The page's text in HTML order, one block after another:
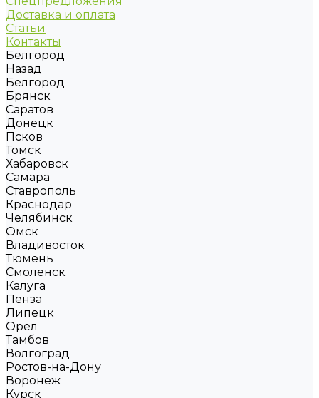
Доставка и оплата
Статьи
Контакты
Белгород
Назад
Белгород
Брянск
Саратов
Донецк
Псков
Томск
Хабаровск
Самара
Ставрополь
Краснодар
Челябинск
Омск
Владивосток
Тюмень
Смоленск
Калуга
Пенза
Липецк
Орел
Тамбов
Волгоград
Ростов-на-Дону
Воронеж
Курск